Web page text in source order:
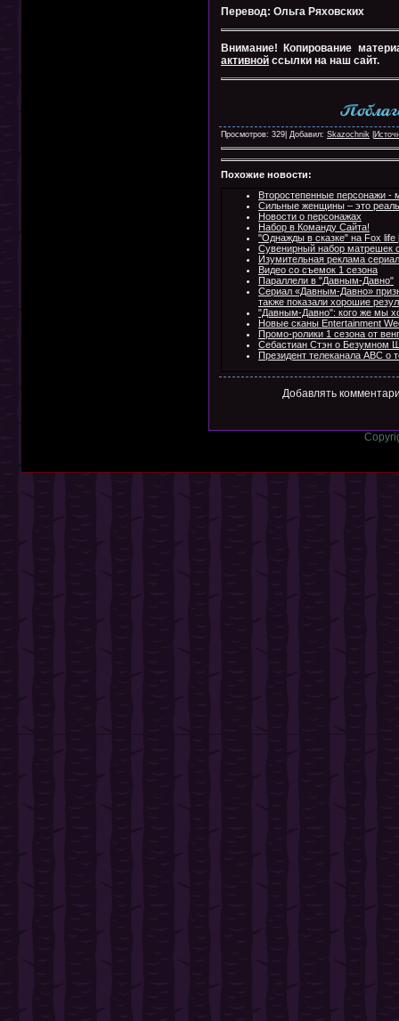
Перевод: Ольга Ряховских
Внимание! Копирование
активной ссылки на наш сайт.
Просмотров: 329| Добавил: Skazochnik
Похожие новости:
Второстепенные персонажи
Сильные женщины – это
Новости о персонажах
Набор в Команду Сайта!
"Однажды в сказке" на Fox
Сувенирный набор матрешек
Изумительная реклама
Видео со съемок 1 сезона
Параллели в "Давным-Давно"
Сериал «Давным-Давно»
также показали хорошие
"Давным-Давно": кого же мы
Новые сканы Entertainment
Промо-ролики 1 сезона от
Себастиан Стэн о Безумном
Президент телеканала АВС о
Добавлять